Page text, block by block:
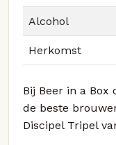
Alcohol
Herkomst
Bij Beer in a Box
de beste
Discipel Tripel